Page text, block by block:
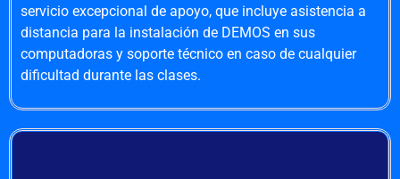
servicio excepcional de apoyo, que incluye asistencia a
distancia para la instalación de DEMOS en sus
computadoras y soporte técnico en caso de cualquier
dificultad durante las clases.